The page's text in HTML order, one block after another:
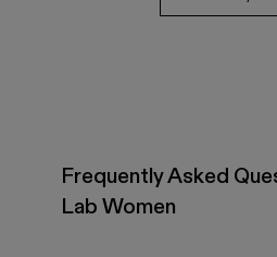
Frequently Asked
Lab Women